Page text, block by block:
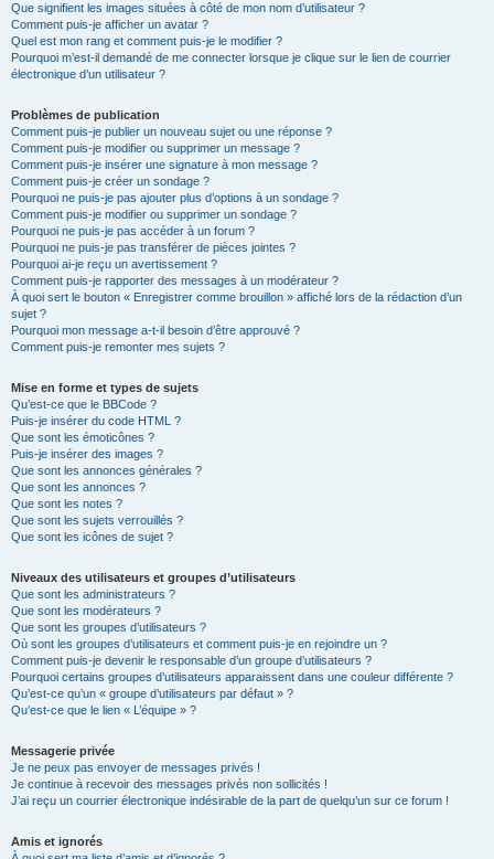
Que signifient les images situées à côté de mon nom d’utilisateur ?
Comment puis-je afficher un avatar ?
Quel est mon rang et comment puis-je le modifier ?
Pourquoi m’est-il demandé de me connecter lorsque je clique sur le lien de courrier
électronique d’un utilisateur ?
Problèmes de publication
Comment puis-je publier un nouveau sujet ou une réponse ?
Comment puis-je modifier ou supprimer un message ?
Comment puis-je insérer une signature à mon message ?
Comment puis-je créer un sondage ?
Pourquoi ne puis-je pas ajouter plus d’options à un sondage ?
Comment puis-je modifier ou supprimer un sondage ?
Pourquoi ne puis-je pas accéder à un forum ?
Pourquoi ne puis-je pas transférer de pièces jointes ?
Pourquoi ai-je reçu un avertissement ?
Comment puis-je rapporter des messages à un modérateur ?
À quoi sert le bouton « Enregistrer comme brouillon » affiché lors de la rédaction d’un
sujet ?
Pourquoi mon message a-t-il besoin d’être approuvé ?
Comment puis-je remonter mes sujets ?
Mise en forme et types de sujets
Qu’est-ce que le BBCode ?
Puis-je insérer du code HTML ?
Que sont les émoticônes ?
Puis-je insérer des images ?
Que sont les annonces générales ?
Que sont les annonces ?
Que sont les notes ?
Que sont les sujets verrouillés ?
Que sont les icônes de sujet ?
Niveaux des utilisateurs et groupes d’utilisateurs
Que sont les administrateurs ?
Que sont les modérateurs ?
Que sont les groupes d’utilisateurs ?
Où sont les groupes d’utilisateurs et comment puis-je en rejoindre un ?
Comment puis-je devenir le responsable d’un groupe d’utilisateurs ?
Pourquoi certains groupes d’utilisateurs apparaissent dans une couleur différente ?
Qu’est-ce qu’un « groupe d’utilisateurs par défaut » ?
Qu’est-ce que le lien « L’équipe » ?
Messagerie privée
Je ne peux pas envoyer de messages privés !
Je continue à recevoir des messages privés non sollicités !
J’ai reçu un courrier électronique indésirable de la part de quelqu’un sur ce forum !
Amis et ignorés